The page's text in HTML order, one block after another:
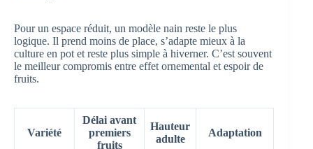
Pour un espace réduit, un modèle nain reste le plus
logique. Il prend moins de place, s’adapte mieux à la
culture en pot et reste plus simple à hiverner. C’est souvent
le meilleur compromis entre effet ornemental et espoir de
fruits.
Variété
Délai avant
premiers
fruits
Hauteur
adulte
Adaptation